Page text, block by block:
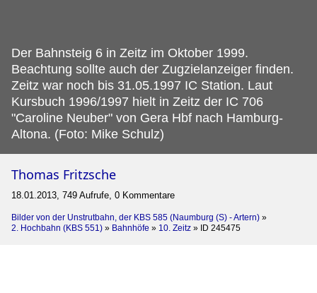
Der Bahnsteig 6 in Zeitz im Oktober 1999.
Beachtung sollte auch der Zugzielanzeiger finden.
Zeitz war noch bis 31.05.1997 IC Station. Laut
Kursbuch 1996/1997 hielt in Zeitz der IC 706
"Caroline Neuber" von Gera Hbf nach Hamburg-
Altona. (Foto: Mike Schulz)
Thomas Fritzsche
18.01.2013, 749 Aufrufe, 0 Kommentare
Bilder von der Unstrutbahn, der KBS 585 (Naumburg (S) - Artern) »
2. Hochbahn (KBS 551) » Bahnhöfe » 10. Zeitz » ID 245475